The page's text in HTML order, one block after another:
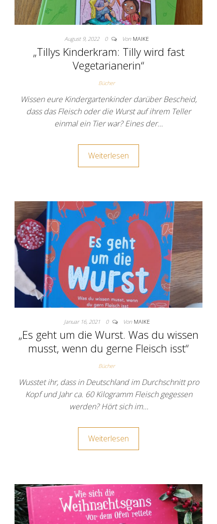
August 9, 2022 0 Von MAIKE
„Tillys Kinderkram: Tilly wird fast
Vegetarianerin“
Bücher
Wissen eure Kindergartenkinder darüber Bescheid,
dass das Fleisch oder die Wurst auf ihrem Teller
einmal ein Tier war? Eines der…
Weiterlesen
Januar 16, 2021 0 Von MAIKE
„Es geht um die Wurst. Was du wissen
musst, wenn du gerne Fleisch isst“
Bücher
Wusstet ihr, dass in Deutschland im Durchschnitt pro
Kopf und Jahr ca. 60 Kilogramm Fleisch gegessen
werden? Hört sich im…
Weiterlesen